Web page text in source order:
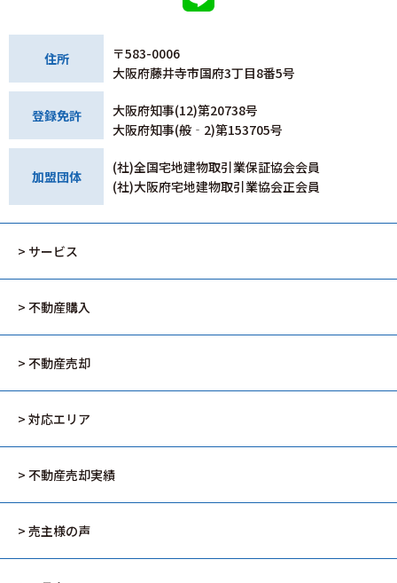
住所
〒583-0006
大阪府藤井寺市国府3丁目8番5号
登録免許
大阪府知事(12)第20738号
大阪府知事(般‐2)第153705号
加盟団体
(社)全国宅地建物取引業保証協会会員
(社)大阪府宅地建物取引業協会正会員
> サービス
> 不動産購入
> 不動産売却
> 対応エリア
> 不動産売却実績
> 売主様の声